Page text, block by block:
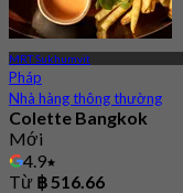
MRT Sukhumvit
Pháp
Nhà hàng thông thường
Colette Bangkok
Mới
4.9
Từ ฿ 516.66